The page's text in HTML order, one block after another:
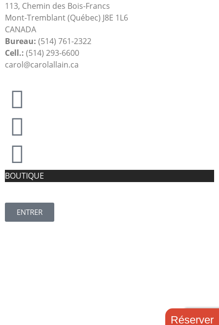
113, Chemin des Bois-Francs
Mont-Tremblant (Québec) J8E 1L6
CANADA
Bureau: (514) 761-2322
Cell.: (514) 293-6600
carol@carolallain.ca
BOUTIQUE
ENTRER
Réserver
©Carol Allain, [annee moins= »0″]. Tous droits réservés.